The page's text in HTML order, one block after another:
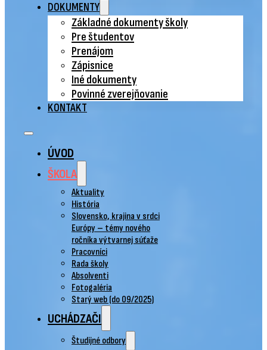
DOKUMENTY
Základné dokumenty školy
Pre študentov
Prenájom
Zápisnice
Iné dokumenty
Povinné zverejňovanie
KONTAKT
ÚVOD
ŠKOLA
Aktuality
História
Slovensko, krajina v srdci
Európy – témy nového
ročníka výtvarnej súťaže
Pracovníci
Rada školy
Absolventi
Fotogaléria
Starý web (do 09/2025)
UCHÁDZAČI
Študijné odbory